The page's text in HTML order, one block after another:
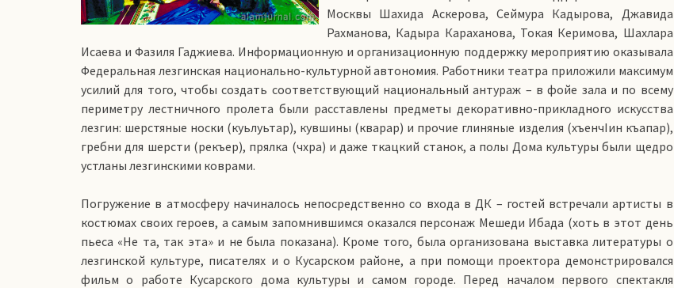
Москвы Шахида Аскерова, Сеймура Кадырова, Джавида
Рахманова, Кадыра Караханова, Токая Керимова, Шахлара
Исаева и Фазиля Гаджиева. Информационную и организационную поддержку мероприятию оказывала
Федеральная лезгинская национально-культурной автономия. Работники театра приложили максимум
усилий для того, чтобы создать соответствующий национальный антураж – в фойе зала и по всему
периметру лестничного пролета были расставлены предметы декоративно-прикладного искусства
лезгин: шерстя­ные носки (куьлуьтар), кувшины (кварар) и прочие глиняные изделия (хъенчIин къапар),
гребни для шерсти (рекъер), прялка (чхра) и даже ткацкий станок, а полы Дома культуры были щедро
устланы лезгинскими коврами.
Погружение в атмосферу начиналось непосредственно со входа в ДК – гостей встречали артисты в
костюмах своих героев, а самым запомнившимся оказался персонаж Мешеди Ибада (хоть в этот день
пьеса «Не та, так эта» и не была показана). Кроме того, была организована выставка литературы о
лезгинской культуре, писателях и о Кусарском районе, а при помощи проектора демонстрировался
фильм о работе Кусарского дома культуры и самом городе. Перед началом первого спектакля